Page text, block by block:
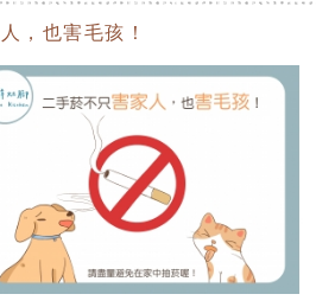
，也害毛孩！